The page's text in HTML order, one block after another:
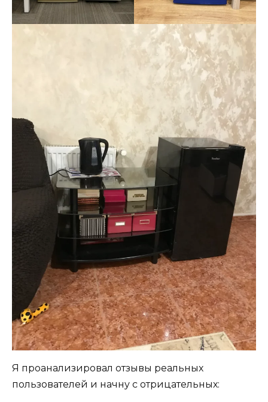
Я проанализировал отзывы реальных
пользователей и начну с отрицательных: